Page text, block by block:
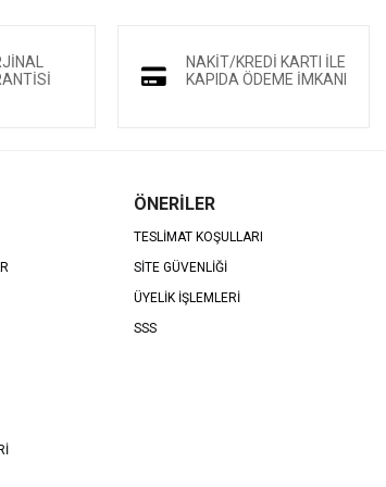
NAKİT/KREDİ KARTI İLE
KAPIDA ÖDEME İMKANI
ÖNERİLER
TESLİMAT KOŞULLARI
SİTE GÜVENLİĞİ
ÜYELİK İŞLEMLERİ
SSS